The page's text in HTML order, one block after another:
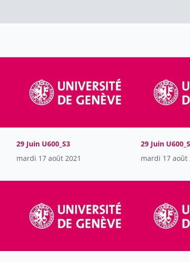
29 Juin U600_S3
mardi 17 août 2021
29 Juin
mardi 17 août